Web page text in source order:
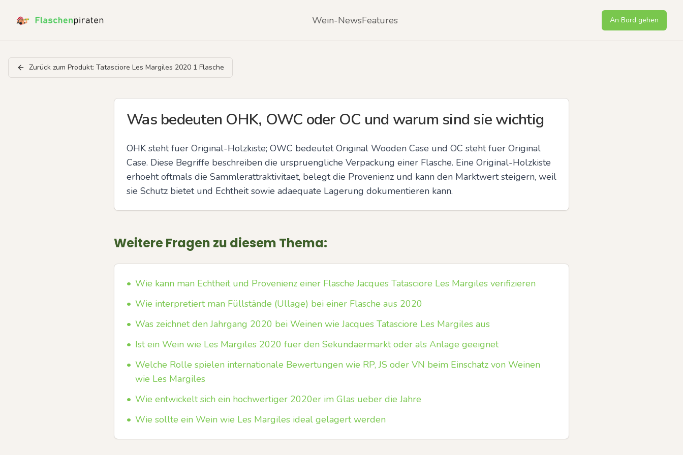
Wein-NewsFeatures An Bord gehen
Zurück zum Produkt: Tatasciore Les Margiles 2020 1 Flasche
Was bedeuten OHK, OWC oder OC und warum sind sie wichtig
OHK steht fuer Original-Holzkiste; OWC bedeutet Original Wooden Case und OC steht fuer Original
Case. Diese Begriffe beschreiben die urspruengliche Verpackung einer Flasche. Eine Original-Holzkiste
erhoeht oftmals die Sammlerattraktivitaet, belegt die Provenienz und kann den Marktwert steigern, weil
sie Schutz bietet und Echtheit sowie adaequate Lagerung dokumentieren kann.
Weitere Fragen zu diesem Thema:
• Wie kann man Echtheit und Provenienz einer Flasche Jacques Tatasciore Les Margiles verifizieren
• Wie interpretiert man Füllstände (Ullage) bei einer Flasche aus 2020
• Was zeichnet den Jahrgang 2020 bei Weinen wie Jacques Tatasciore Les Margiles aus
• Ist ein Wein wie Les Margiles 2020 fuer den Sekundaermarkt oder als Anlage geeignet
• Welche Rolle spielen internationale Bewertungen wie RP, JS oder VN beim Einschatz von Weinen
wie Les Margiles
• Wie entwickelt sich ein hochwertiger 2020er im Glas ueber die Jahre
• Wie sollte ein Wein wie Les Margiles ideal gelagert werden